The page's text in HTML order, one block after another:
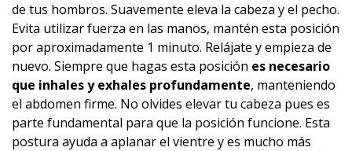
de tus hombros. Suavemente eleva la cabeza y el pecho.
Evita utilizar fuerza en las manos, mantén esta posición
por aproximadamente 1 minuto. Relájate y empieza de
nuevo. Siempre que hagas esta posición es necesario
que inhales y exhales profundamente, manteniendo
el abdomen firme. No olvides elevar tu cabeza pues es
parte fundamental para que la posición funcione. Esta
postura ayuda a aplanar el vientre y es mucho más